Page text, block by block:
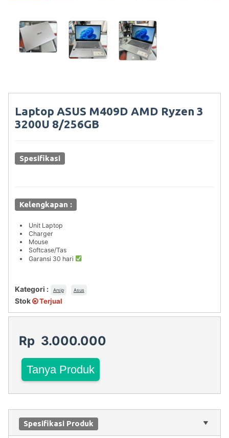
Laptop ASUS M409D AMD Ryzen 3
3200U 8/256GB
Spesifikasi
Kelengkapan :
Unit Laptop
Charger
Mouse
Softcase/Tas
Garansi 30 hari
Kategori : Arsip Asus
Stok Terjual
Rp 3.000.000
Tanya Produk
Spesifikasi Produk